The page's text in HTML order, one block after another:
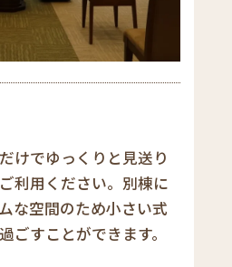
けでゆっくりと見送り
利用ください。別棟に
な空間のため小さい式
ごすことができます。